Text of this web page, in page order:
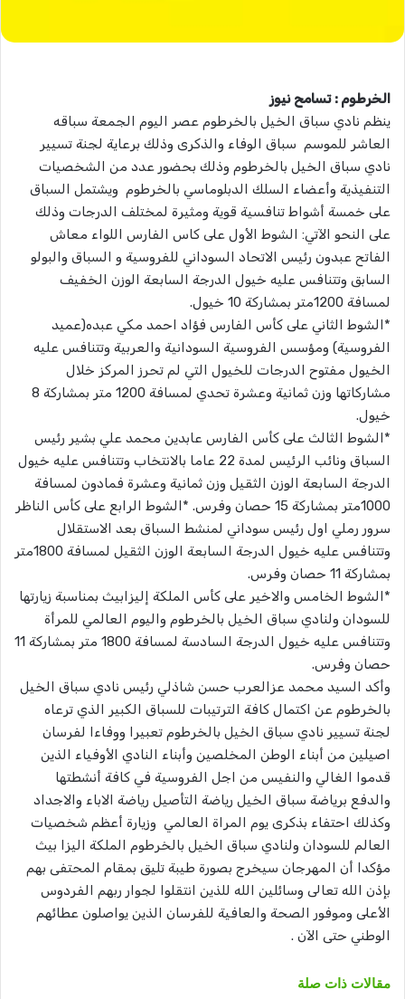
الخرطوم : تسامح نيوز
ينظم نادي سباق الخيل بالخرطوم عصر اليوم الجمعة سباقه
العاشر للموسم سباق الوفاء والذكرى وذلك برعاية لجنة تسيير
نادي سباق الخيل بالخرطوم وذلك بحضور عدد من الشخصيات
التنفيذية وأعضاء السلك الدبلوماسي بالخرطوم ويشتمل السباق
على خمسة أشواط تنافسية قوية ومثيرة لمختلف الدرجات وذلك
على النحو الآتي: الشوط الأول على كاس الفارس اللواء معاش
الفاتح عبدون رئيس الاتحاد السوداني للفروسية و السباق والبولو
السابق وتتنافس عليه خيول الدرجة السابعة الوزن الخفيف
لمسافة 1200متر بمشاركة 10 خيول.
*الشوط الثاني على كأس الفارس فؤاد احمد مكي عبده(عميد
الفروسية) ومؤسس الفروسية السودانية والعربية وتتنافس عليه
الخيول مفتوح الدرجات للخيول التي لم تحرز المركز خلال
مشاركاتها وزن ثمانية وعشرة تحدي لمسافة 1200 متر بمشاركة 8
خيول.
*الشوط الثالث على كأس الفارس عابدين محمد علي بشير رئيس
السباق ونائب الرئيس لمدة 22 عاما بالانتخاب وتتنافس عليه خيول
الدرجة السابعة الوزن الثقيل وزن ثمانية وعشرة فمادون لمسافة
1000متر بمشاركة 15 حصان وفرس. *الشوط الرابع على كأس الناظر
سرور رملي اول رئيس سوداني لمنشط السباق بعد الاستقلال
وتتنافس عليه خيول الدرجة السابعة الوزن الثقيل لمسافة 1800متر
بمشاركة 11 حصان وفرس.
*الشوط الخامس والاخير على كأس الملكة إليزابيث بمناسبة زيارتها
للسودان ولنادي سباق الخيل بالخرطوم واليوم العالمي للمرأة
وتتنافس عليه خيول الدرجة السادسة لمسافة 1800 متر بمشاركة 11
حصان وفرس.
وأكد السيد محمد عزالعرب حسن شاذلي رئيس نادي سباق الخيل
بالخرطوم عن اكتمال كافة الترتيبات للسباق الكبير الذي ترعاه
لجنة تسيير نادي سباق الخيل بالخرطوم تعبيرا ووفاءا لفرسان
اصيلين من أبناء الوطن المخلصين وأبناء النادي الأوفياء الذين
قدموا الغالي والنفيس من اجل الفروسية في كافة أنشطتها
والدفع برياضة سباق الخيل رياضة التأصيل رياضة الاباء والاجداد
وكذلك احتفاء بذكرى يوم المراة العالمي وزيارة أعظم شخصيات
العالم للسودان ولنادي سباق الخيل بالخرطوم الملكة اليزا بيث
مؤكدا أن المهرجان سيخرج بصورة طيبة تليق بمقام المحتفى بهم
بإذن الله تعالى وسائلين الله للذين انتقلوا لجوار ربهم الفردوس
الأعلى وموفور الصحة والعافية للفرسان الذين يواصلون عطائهم
الوطني حتى الآن .
مقالات ذات صلة